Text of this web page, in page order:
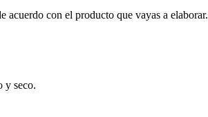
acuerdo con el producto que vayas a elaborar.
y seco.